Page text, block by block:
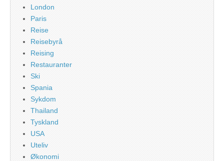
London
Paris
Reise
Reisebyrå
Reising
Restauranter
Ski
Spania
Sykdom
Thailand
Tyskland
USA
Uteliv
Økonomi